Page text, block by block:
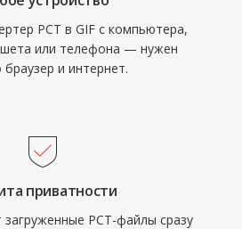
PCT в GIF с компьютера,
или телефона — нужен
браузер и интернет.
приватности
загруженные PCT-файлы сразу